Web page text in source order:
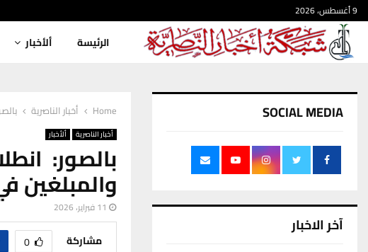
9 أغسطس، 2026
الرئيسة ألأخبار
Home أخبار الناصرية بالصور:
أخبار الناصرية ألأخبار
والمبلغين
11 فبراير، 2026
مشاركة 0
SOCIAL MEDIA
آخر الاخبار